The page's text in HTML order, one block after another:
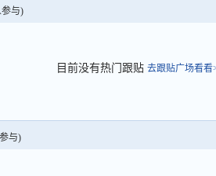
与)
目前没有热门跟贴 去跟贴广场看看
与)